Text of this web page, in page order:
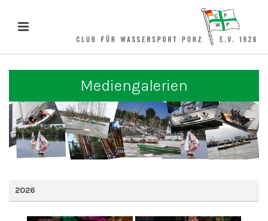
Mediengalerien
2026